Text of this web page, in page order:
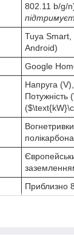
802.11 b/g/
Tuya
Android)
Google
Напруга
Приблизно